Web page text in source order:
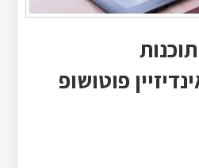
פוטושופ